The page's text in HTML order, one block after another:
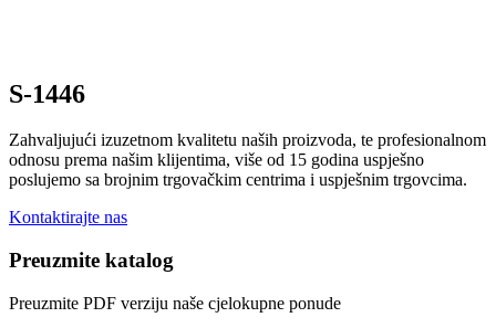
S-1446
Zahvaljujući izuzetnom kvalitetu naših proizvoda, te profesionalnom
odnosu prema našim klijentima, više od 15 godina uspješno
poslujemo sa brojnim trgovačkim centrima i uspješnim trgovcima.
Kontaktirajte nas
Preuzmite katalog
Preuzmite PDF verziju naše cjelokupne ponude